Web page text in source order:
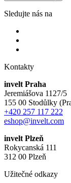
Sledujte nás na
Kontakty
invelt Praha
Jeremiášova 1127/5
155 00 Stodůlky
+420 257 117 222
eshop@invelt.com
invelt Plzeň
Rokycanská 111
312 00 Plzeň
Užitečné odkazy